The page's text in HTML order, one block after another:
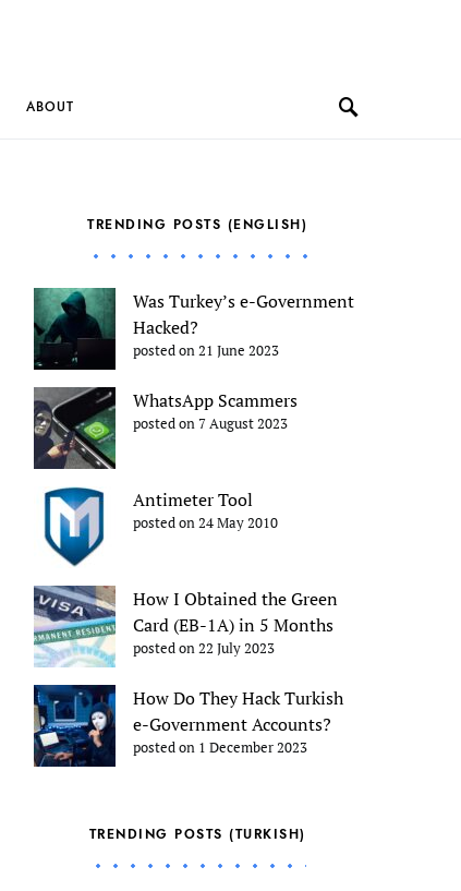
ABOUT
TRENDING POSTS (ENGLISH)
Was Turkey’s e-Government
Hacked?
posted on 21 June 2023
WhatsApp Scammers
posted on 7 August 2023
Antimeter Tool
posted on 24 May 2010
How I Obtained the Green
Card (EB-1A) in 5 Months
posted on 22 July 2023
How Do They Hack Turkish
e-Government Accounts?
posted on 1 December 2023
TRENDING POSTS (TURKISH)